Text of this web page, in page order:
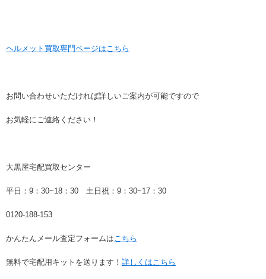
ヘルメット買取専門ページはこちら
お問い合わせいただければ詳しいご案内が可能ですので
お気軽にご連絡ください！
大黒屋宅配買取センター
平日：9：30~18：30 土日祝：9：30~17：30
0120-188-153
かんたんメール査定フォームはこちら
無料で宅配用キットを送ります！ 詳しくはこちら